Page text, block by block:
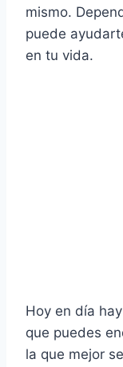
mismo.
puede
en tu vida.
Hoy en día
que puedes
la que mejor